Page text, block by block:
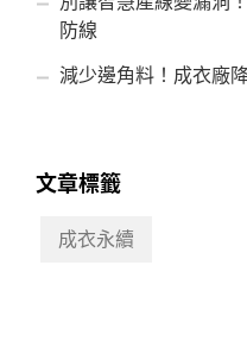
防線
減少邊角料！成衣廠
文章標籤
成衣永續